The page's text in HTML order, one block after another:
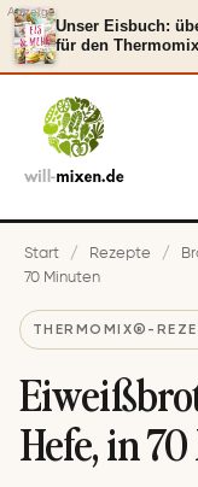
Anzeige
Unser Eisbuch:
für den
Start / Rezepte /
70 Minuten
THERMOMIX®-
Hefe, in